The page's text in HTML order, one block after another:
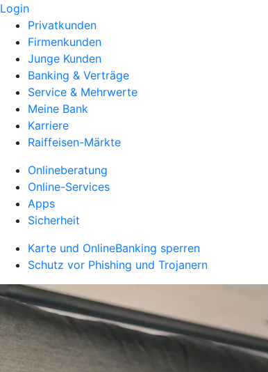
Login
Privatkunden
Firmenkunden
Junge Kunden
Banking & Verträge
Service & Mehrwerte
Meine Bank
Karriere
Raiffeisen-Märkte
Onlineberatung
Online-Services
Apps
Sicherheit
Karte und OnlineBanking sperren
Schutz vor Phishing und Trojanern